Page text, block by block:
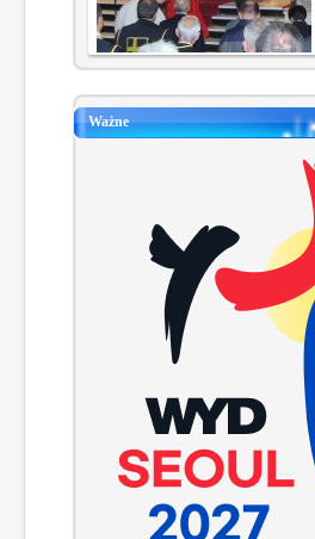
Ważne